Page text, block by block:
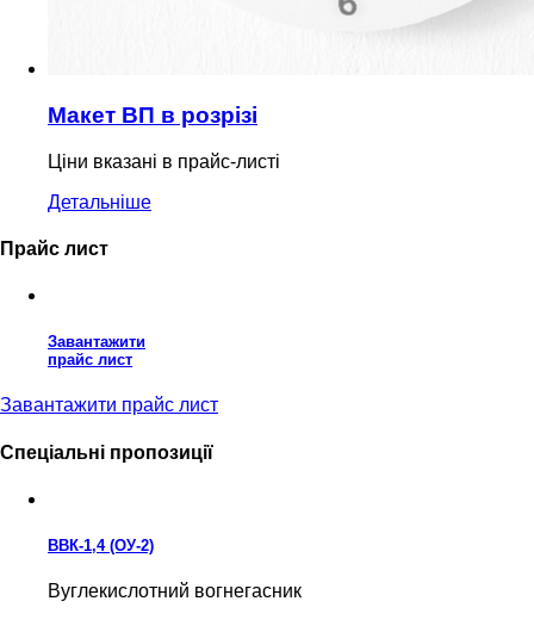
Макет ВП в розрізі
Ціни вказані в прайс-листі
Детальніше
Прайс лист
Завантажити
прайс лист
Завантажити прайс лист
Спеціальні пропозиції
ВВК-1,4 (ОУ-2)
Вуглекислотний вогнегасник